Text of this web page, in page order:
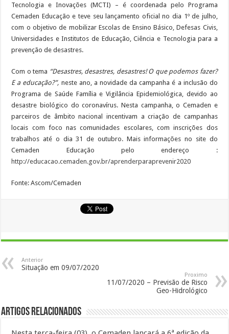
Tecnologia e Inovações (MCTI) – é coordenada pelo Programa
Cemaden Educação e teve seu lançamento oficial no dia 1º de julho,
com o objetivo de mobilizar Escolas de Ensino Básico, Defesas Civis,
Universidades e Institutos de Educação, Ciência e Tecnologia para a
prevenção de desastres.
Com o tema “Desastres, desastres, desastres! O que podemos fazer?
E a educação?”, neste ano, a novidade da campanha é a inclusão do
Programa de Saúde Família e Vigilância Epidemiológica, devido ao
desastre biológico do coronavírus. Nesta campanha, o Cemaden e
parceiros de âmbito nacional incentivam a criação de campanhas
locais com foco nas comunidades escolares, com inscrições dos
trabalhos até o dia 31 de outubro. Mais informações no site do
Cemaden Educação pelo endereço :
http://educacao.cemaden.gov.br/aprenderparaprevenir2020
Fonte: Ascom/Cemaden
Anterior
Situação em 09/07/2020
Proximo
11/07/2020 – Previsão de Risco
Geo-Hidrológico
Artigos Relacionados